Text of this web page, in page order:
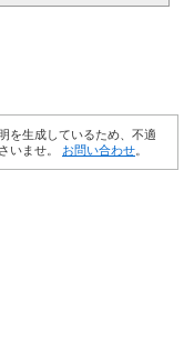
を生成しているため、不適
いませ。 お問い合わせ